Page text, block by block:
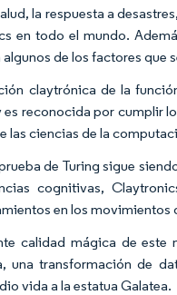
la respuesta a
en todo el mundo.
algunos de los factores que
claytrónica de la
es reconocida por cumplir
las ciencias de la
de Turing sigue
cognitivas,
en los movimientos
calidad mágica de
, una transformación de
vida a la estatua Galatea.